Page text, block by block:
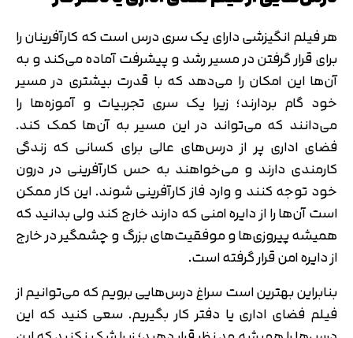
هر فیلم انگیزشی دارای یک سری درس است که کارآفرینان را
برای قرار گرفتن در مسیر رشد و پیشرفت آماده می‌کند و به
آن‌ها این امکان را می‌دهد که با قدرت بیشتری در مسیر
خود گام بردارند؛ زیرا یک سری تجربیات و آموزه‌ها را
می‌دانند که می‌تواند در این مسیر به آن‌ها کمک کند.
فضای اداری پر از درس‌های عالی برای کسانی که زندگی
کارمندی دارند و می‌خواهند به حس کارآفرینی در درون
خود توجه کنند و وارد فاز کارآفرینی شوند. این کار ممکن
است آن‌ها را از دایره امنی که دارند خارج کند ولی بدانید که
همیشه پیروزی‌ها و موفقیت‌های بزرگ و چشمگیر در خارج
از دایره امن قرار گرفته است.
بنابراین بهترین است سراغ درس‌هایی برویم که می‌توانیم از
فیلم فضای اداری یا دفتر کار بگیریم. سعی کنید که این